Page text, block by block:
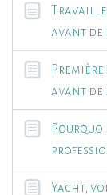
avant
avant de
Yacht,